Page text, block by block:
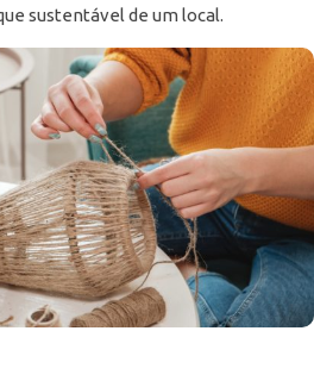
sustentável de um local.